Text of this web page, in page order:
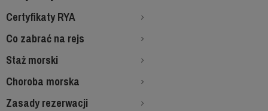
Certyfikaty RYA
Co zabrać na rejs
Staż morski
Choroba morska
Zasady rezerwacji